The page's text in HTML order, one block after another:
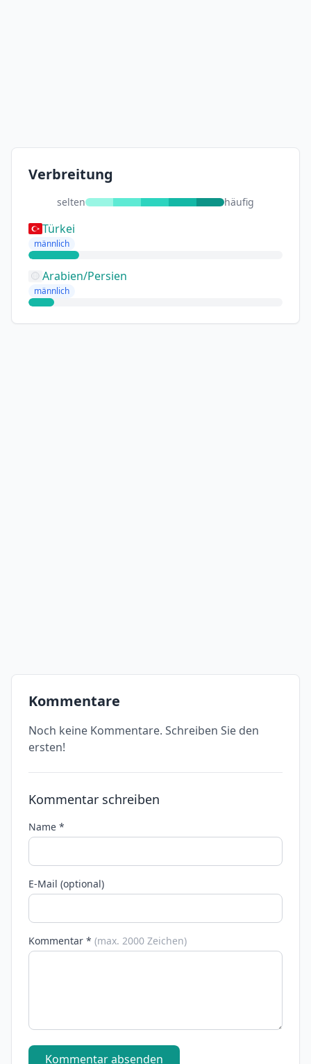
Verbreitung
selten häufig
Türkei
männlich
Arabien/Persien
männlich
Kommentare
Noch keine Kommentare. Schreiben Sie den
ersten!
Kommentar schreiben
Name *
E-Mail (optional)
Kommentar * (max. 2000 Zeichen)
Kommentar absenden